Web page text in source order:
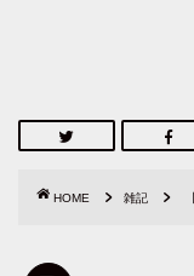
HOME 雑記